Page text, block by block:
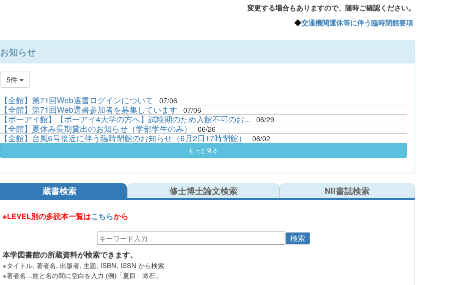
変更する場合もありますので、随時ご確認ください。
◆交通機関運休等に伴う臨時閉館要項
お知らせ
5件
【全館】第71回Web選書ログインについて 07/06
【全館】第71回Web選書参加者を募集しています 07/06
【ポーアイ館】【ポーアイ4大学の方へ】試験期のため入館不可のお... 06/29
【全館】夏休み長期貸出のお知らせ（学部学生のみ） 06/26
【全館】台風6号接近に伴う臨時閉館のお知らせ（6月2日17時閉館） 06/02
もっと見る
蔵書検索 修士博士論文検索 NII書誌検索
※LEVEL別の多読本一覧はこちらから
検索
本学図書館の所蔵資料が検索できます。
※タイトル, 著者名, 出版者, 主題, ISBN, ISSN から検索
※著者名…姓と名の間に空白を入力 (例)「夏目 漱石」